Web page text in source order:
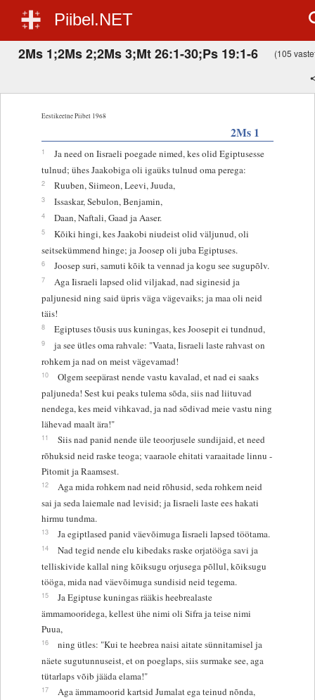
Piibel.NET
2Ms 1;2Ms 2;2Ms 3;Mt 26:1-30;Ps 19:1-6 (105
Eestikeelne Piibel 1968
2Ms 1
1
Ja need on Iisraeli poegade nimed, kes olid Egiptusesse
tulnud; ühes Jaakobiga oli igaüks tulnud oma perega:
2 Ruuben, Siimeon, Leevi, Juuda,
3 Issaskar, Sebulon, Benjamin,
4 Daan, Naftali, Gaad ja Aaser.
5
Kõiki hingi, kes Jaakobi niudeist olid väljunud, oli
seitsekümmend hinge; ja Joosep oli juba Egiptuses.
6 Joosep suri, samuti kõik ta vennad ja kogu see sugupõlv.
7
Aga Iisraeli lapsed olid viljakad, nad siginesid ja
paljunesid ning said üpris väga vägevaiks; ja maa oli neid
täis!
8 Egiptuses tõusis uus kuningas, kes Joosepit ei tundnud,
9
ja see ütles oma rahvale: "Vaata, Iisraeli laste rahvast on
rohkem ja nad on meist vägevamad!
10
Olgem seepärast nende vastu kavalad, et nad ei saaks
paljuneda! Sest kui peaks tulema sõda, siis nad liituvad
nendega, kes meid vihkavad, ja nad sõdivad meie vastu ning
lähevad maalt ära!"
11
Siis nad panid nende üle teoorjusele sundijaid, et need
rõhuksid neid raske teoga; vaaraole ehitati varaaitade linnu -
Pitomit ja Raamsest.
12
Aga mida rohkem nad neid rõhusid, seda rohkem neid
sai ja seda laiemale nad levisid; ja Iisraeli laste ees hakati
hirmu tundma.
13 Ja egiptlased panid väevõimuga Iisraeli lapsed töötama.
14
Nad tegid nende elu kibedaks raske orjatööga savi ja
telliskivide kallal ning kõiksugu orjusega põllul, kõiksugu
tööga, mida nad väevõimuga sundisid neid tegema.
15
Ja Egiptuse kuningas rääkis heebrealaste
ämmamooridega, kellest ühe nimi oli Sifra ja teise nimi
Puua,
16
ning ütles: "Kui te heebrea naisi aitate sünnitamisel ja
näete sugutunnuseist, et on poeglaps, siis surmake see, aga
tütarlaps võib jääda elama!"
17
Aga ämmamoorid kartsid Jumalat ega teinud nõnda,